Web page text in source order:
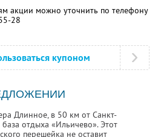
акции можно уточнить по телефону
28
купоном
Длинное, в 50 км от Санкт-
отдыха «Ильичево». Этот
перешейка не оставит